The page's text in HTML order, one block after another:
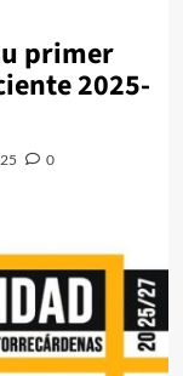
primer
2025-
0